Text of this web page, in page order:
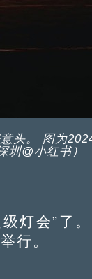
头。 图为
@小红书）
会”了。
行。